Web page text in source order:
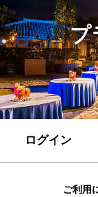
プ
ログイン
ご利用